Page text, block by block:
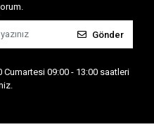
Gönder
Cumartesi 09:00 - 13:00 saatleri